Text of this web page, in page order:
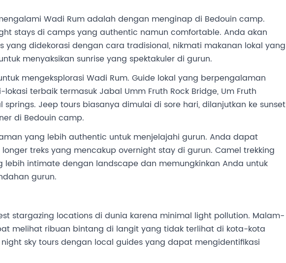
Wadi Rum adalah dengan menginap di Bedouin camp.
stays di camps yang authentic namun comfortable. Anda akan
yang didekorasi dengan cara tradisional, nikmati makanan lokal yang
menyaksikan sunrise yang spektakuler di gurun.
mengeksplorasi Wadi Rum. Guide lokal yang berpengalaman
terbaik termasuk Jabal Umm Fruth Rock Bridge, Um Fruth
Jeep tours biasanya dimulai di sore hari, dilanjutkan ke sunset
di Bedouin camp.
yang lebih authentic untuk menjelajahi gurun. Anda dapat
treks yang mencakup overnight stay di gurun. Camel trekking
intimate dengan landscape dan memungkinkan Anda untuk
gurun.
stargazing locations di dunia karena minimal light pollution. Malam-
melihat ribuan bintang di langit yang tidak terlihat di kota-kota
sky tours dengan local guides yang dapat mengidentifikasi